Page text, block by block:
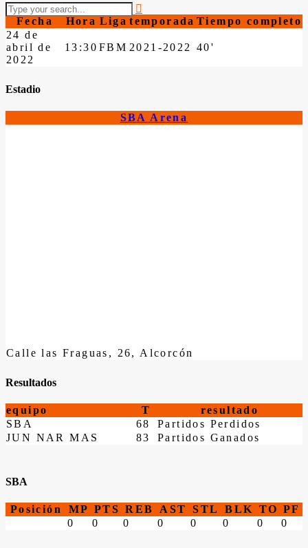
Fecha Hora Liga temporada Tiempo completo
24 de
abril de
2022
13:30 FBM 2021-2022 40'
Estadio
SBA Arena
Calle las Fraguas, 26, Alcorcón
Resultados
equipo T
resultado
SBA
68
Partidos Perdidos
JUN NAR MAS
83 Partidos Ganados
SBA
Posición MP PTS REB AST STL BLK TO PF
0
0 0 0 0 0 0 0